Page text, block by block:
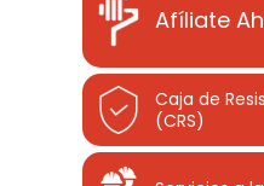
Afíliate
Caja de
(CRS)